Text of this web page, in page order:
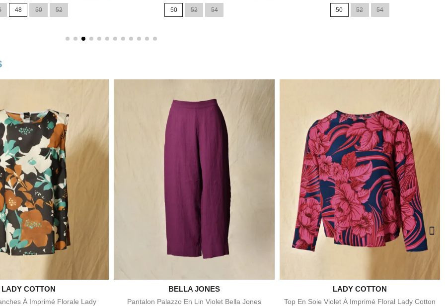
48 50 52 50 52 54 50 52 54
Aperçu rapide
LADY COTTON
À Imprimé Florale Lady
Aperçu rapide
BELLA JONES
Pantalon Palazzo En Lin Violet Bella Jones
Aperçu rapide
LADY COTTON
Top En Soie Violet À Imprimé Floral Lady Cotton